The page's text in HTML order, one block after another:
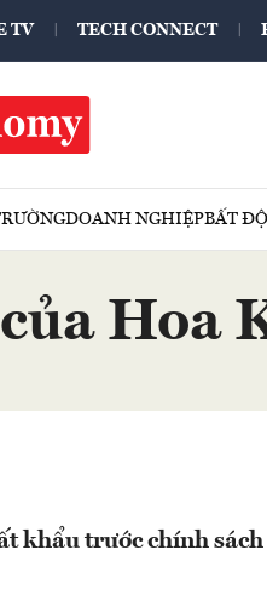
TV TECH CONNECT
DOANH NGHIỆPBẤT
Hoa
khẩu trước chính sách